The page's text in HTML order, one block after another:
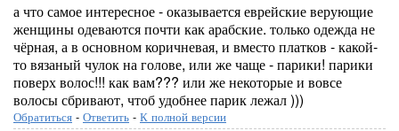
а что самое интересное - оказывается еврейские верующие
женщины одеваются почти как арабские. только одежда не
чёрная, а в основном коричневая, и вместо платков - какой-
то вязаный чулок на голове, или же чаще - парики! парики
поверх волос!!! как вам??? или же некоторые и вовсе
волосы сбривают, чтоб удобнее парик лежал )))
Обратиться - Ответить - К полной версии